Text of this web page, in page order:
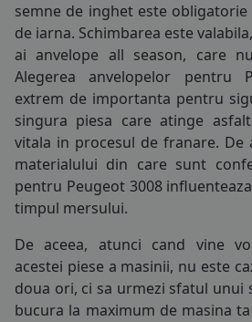
semne de inghet este
de iarna. Schimbarea este
ai anvelope all season, care
Alegerea anvelopelor pentru
extrem de importanta pentru
singura piesa care atinge
vitala in procesul de franare. De
materialului din care sunt
pentru Peugeot 3008
timpul mersului.
De aceea, atunci cand vine
acestei piese a masinii, nu este
doua ori, ci sa urmezi sfatul unui
bucura la maximum de masina